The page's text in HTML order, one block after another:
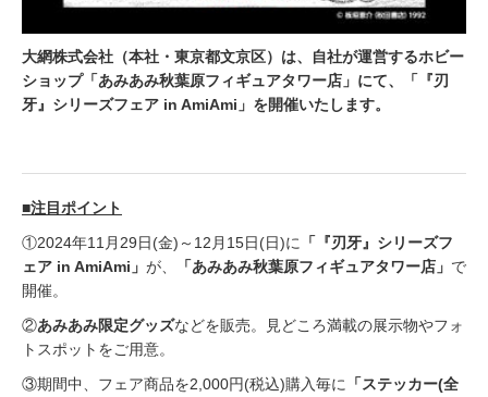
大網株式会社（本社・東京都文京区）は、自社が運営するホビー
ショップ「あみあみ秋葉原フィギュアタワー店」にて、「『刃
牙』シリーズフェア in AmiAmi」を開催いたします。
■注目ポイント
①2024年11月29日(金)～12月15日(日)に
「『刃牙』シリーズフ
ェア in AmiAmi」 が、 「あみあみ秋葉原フィギュアタワー店」 で
開催。
②あみあみ限定グッズなどを販売。見どころ満載の展示物やフォ
トスポットをご用意。
③期間中、フェア商品を2,000円(税込)購入毎に
「ステッカー(全